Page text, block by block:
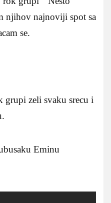
njihov najnoviji spot sa
se.
grupi zeli svaku srecu i
Eminu